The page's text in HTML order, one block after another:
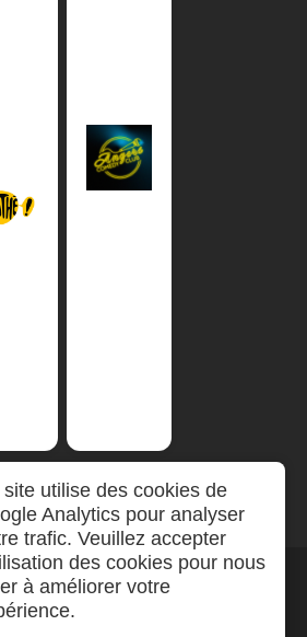
site utilise des cookies de
Analytics pour analyser
trafic. Veuillez accepter
des cookies pour nous
à améliorer votre